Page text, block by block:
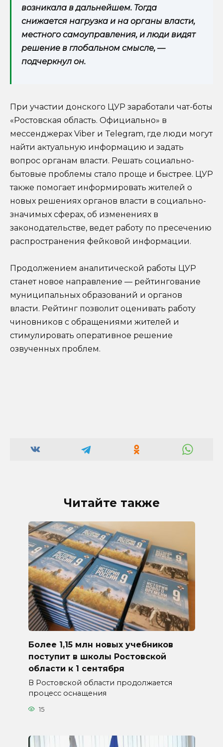
возникала в дальнейшем. Тогда
снижается нагрузка и на органы власти,
местного самоуправления, и люди видят
решение в глобальном смысле, —
подчеркнул он.
При участии донского ЦУР заработали чат-боты
«Ростовская область. Официально» в
мессенджерах Viber и Telegram, где люди могут
найти актуальную информацию и задать
вопрос органам власти. Решать социально-
бытовые проблемы стало проще и быстрее. ЦУР
также помогает информировать жителей о
новых решениях органов власти в социально-
значимых сферах, об изменениях в
законодательстве, ведет работу по пресечению
распространения фейковой информации.
Продолжением аналитической работы ЦУР
станет новое направление — рейтингование
муниципальных образований и органов
власти. Рейтинг позволит оценивать работу
чиновников с обращениями жителей и
стимулировать оперативное решение
озвученных проблем.
Читайте также
Более 1,15 млн новых учебников
поступит в школы Ростовской
области к 1 сентября
В Ростовской области продолжается
процесс оснащения
15